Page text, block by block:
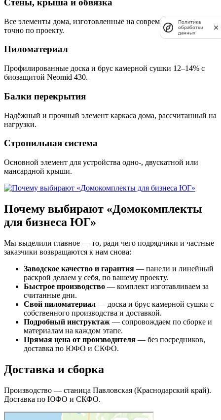
Стены, крыша и обвязка
Все элементы дома, изготовленные на современном заводе
точно по проекту.
Пиломатериал
Профилированные доска и брус камерной сушки 12–14% с
биозащитой Neomid 430.
Балки перекрытия
Надёжный и прочный элемент каркаса дома, рассчитанный на
нагрузки.
Стропильная система
Основной элемент для устройства одно-, двускатной или
мансардной крыши.
Почему выбирают «Домокомплекты
для бизнеса ЮГ»
Мы выделили главное — то, ради чего подрядчики и частные
заказчики возвращаются к нам снова:
Заводское качество и гарантия — панели и линейный
раскрой делаем у себя, по вашему проекту.
Быстрое производство — комплект изготавливаем за
считанные дни.
Свой пиломатериал — доска и брус камерной сушки с
собственного производства и доставкой.
Подробный инструктаж — сопровождаем по сборке и
материалам на каждом этапе.
Прямая цена от производителя — без посредников,
доставка по ЮФО и СКФО.
Доставка и сборка
Производство — станица Павловская (Краснодарский край).
Доставка по ЮФО и СКФО.
Политика
обработки
данных